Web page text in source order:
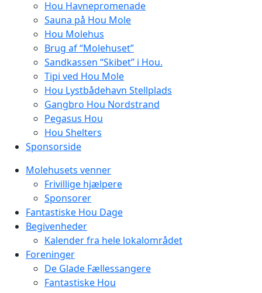
Hou Havnepromenade
Sauna på Hou Mole
Hou Molehus
Brug af “Molehuset”
Sandkassen “Skibet” i Hou.
Tipi ved Hou Mole
Hou Lystbådehavn Stellplads
Gangbro Hou Nordstrand
Pegasus Hou
Hou Shelters
Sponsorside
Molehusets venner
Frivillige hjælpere
Sponsorer
Fantastiske Hou Dage
Begivenheder
Kalender fra hele lokalområdet
Foreninger
De Glade Fællessangere
Fantastiske Hou